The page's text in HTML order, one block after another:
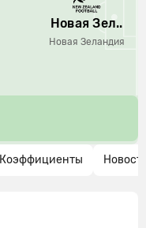
Новая Зел..
Новая Зеландия
Коэффициенты